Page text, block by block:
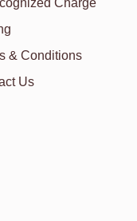
Charge
& Conditions
Us